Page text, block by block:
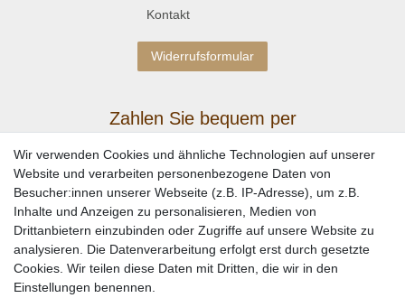
Kontakt
Widerrufsformular
Zahlen Sie bequem per
Wir verwenden Cookies und ähnliche Technologien auf unserer
Website und verarbeiten personenbezogene Daten von
Besucher:innen unserer Webseite (z.B. IP-Adresse), um z.B.
Inhalte und Anzeigen zu personalisieren, Medien von
Drittanbietern einzubinden oder Zugriffe auf unsere Website zu
analysieren. Die Datenverarbeitung erfolgt erst durch gesetzte
Cookies. Wir teilen diese Daten mit Dritten, die wir in den
Einstellungen benennen.